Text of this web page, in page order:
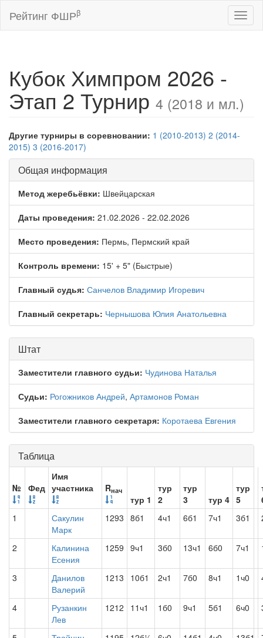
Рейтинг ФШРβ
Кубок Химпром 2026 -
Этап 2 Турнир 4 (2018 и мл.)
Другие турниры в соревновании: 1 (2010-2013) 2 (2014-
2015) 3 (2016-2017)
Общая информация
Метод жеребьёвки: Швейцарская
Даты проведения: 21.02.2026 - 22.02.2026
Место проведения: Пермь, Пермский край
Контроль времени: 15' + 5" (Быстрые)
Главный судья: Санчелов Владимир Игоревич
Главный секретарь: Чернышова Юлия Анатольевна
Штат
Заместители главного судьи: Чудинова Наталья
Судьи: Рогожников Андрей, Артамонов Роман
Заместители главного секретаря: Коротаева Евгения
Таблица
№ Фед
Имя
участника
Rнач
тур 1
тур
2
тур
3
тур 4
тур
5
1
Сакулин
Марк
1293 8б1 4ч1 6б1 7ч1 3б1
2
Калинина
Есения
1259 9ч1 3б0 13ч1 6б0 7ч1
3
Данилов
Валерий
1213 10б1 2ч1 7б0 8ч1 1ч0
4
Рузанкин
Лев
1212 11ч1 1б0 9ч1 5б1 6ч0